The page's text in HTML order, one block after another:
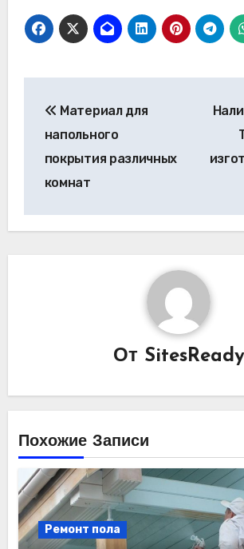
по
записям
Материал для
напольного
покрытия различных
комнат
От SitesReady
Похожие Записи
Ремонт пола